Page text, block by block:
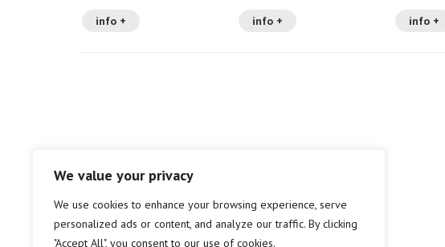
We value your privacy
We use cookies to enhance your browsing experience, serve
personalized ads or content, and analyze our traffic. By clicking
"Accept All", you consent to our use of cookies.
info +
info +
info +